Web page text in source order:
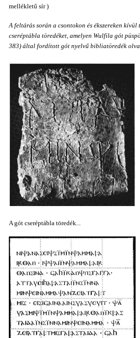
mellékletű sír)
A feltárás során a csontokon és ékszereken kívül
cseréptábla töredéket, amelyen Wulfila gót
383) által fordított gót nyelvű bibliatöredék
A gót cseréptábla töredék...